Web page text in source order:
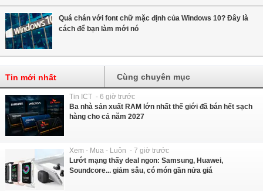
Quá chán với font chữ mặc định của Windows 10? Đây là
cách để bạn làm mới nó
Tin mới nhất Cùng chuyên mục
Tin ICT - 6 giờ trước
Ba nhà sản xuất RAM lớn nhất thế giới đã bán hết sạch
hàng cho cả năm 2027
Xem - Mua - Luôn - 7 giờ trước
Lướt mạng thấy deal ngon: Samsung, Huawei,
Soundcore... giảm sâu, có món gần nửa giá